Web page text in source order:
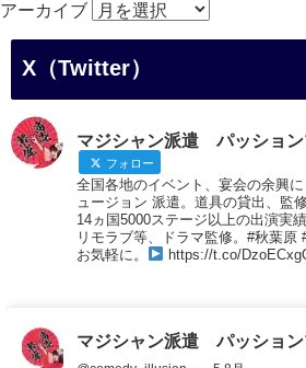
アーカイブ
X（Twitter）
マジシャン派遣 パッション
フォロー
全国各地のイベント、宴会の余興
ュージョン 派遣。道具の貸出、監
14ヵ国5000ステージ以上の出演実
リモラブ等、ドラマ監修。#秋葉原
お気軽に。
https://t.co/
マジシャン派遣 パッション